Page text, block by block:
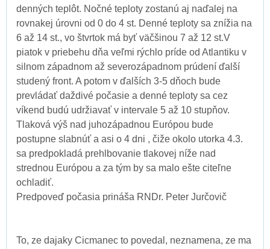
denných teplôt. Nočné teploty zostanú aj naďalej na
rovnakej úrovni od 0 do 4 st. Denné teploty sa znížia na
6 až 14 st., vo štvrtok má byť väčšinou 7 až 12 st.V
piatok v priebehu dňa veľmi rýchlo príde od Atlantiku v
silnom západnom až severozápadnom prúdení ďalší
studený front. A potom v ďalších 3-5 dňoch bude
prevládať daždivé počasie a denné teploty sa cez
víkend budú udržiavať v intervale 5 až 10 stupňov.
Tlaková výš nad juhozápadnou Európou bude
postupne slabnúť a asi o 4 dni , čiže okolo utorka 4.3.
sa predpokladá prehlbovanie tlakovej níže nad
strednou Európou a za tým by sa malo ešte citeľne
ochladiť.
Predpoveď počasia prináša RNDr. Peter Jurčovič
To, ze dajaky Cicmanec to povedal, neznamena, ze ma